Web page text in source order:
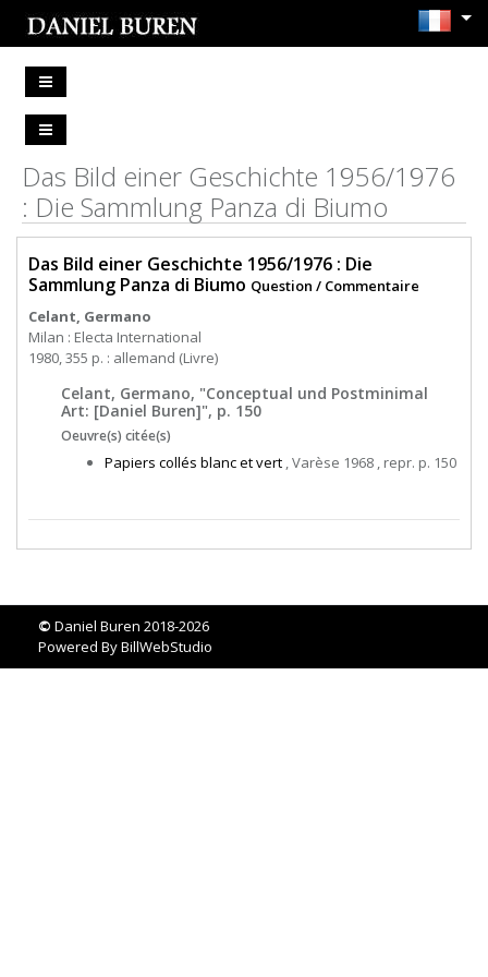
Das Bild einer Geschichte 1956/1976
: Die Sammlung Panza di Biumo
Das Bild einer Geschichte 1956/1976 : Die
Sammlung Panza di Biumo Question / Commentaire
Celant, Germano
Milan : Electa International
1980, 355 p. : allemand (Livre)
Celant, Germano, "Conceptual und Postminimal
Art: [Daniel Buren]", p. 150
Oeuvre(s) citée(s)
Papiers collés blanc et vert , Varèse 1968 , repr. p. 150
© Daniel Buren 2018-2026
Powered ByBillWebStudio